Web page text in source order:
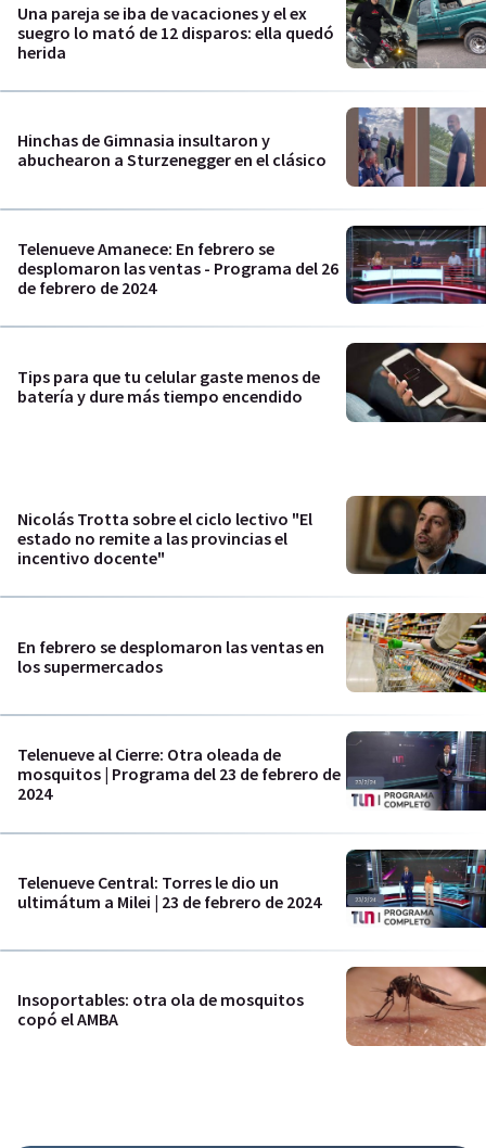
Una pareja se iba de vacaciones y el ex
suegro lo mató de 12 disparos: ella quedó
herida
Hinchas de Gimnasia insultaron y
abuchearon a Sturzenegger en el clásico
Telenueve Amanece: En febrero se
desplomaron las ventas - Programa del 26
de febrero de 2024
Tips para que tu celular gaste menos de
batería y dure más tiempo encendido
Nicolás Trotta sobre el ciclo lectivo "El
estado no remite a las provincias el
incentivo docente"
En febrero se desplomaron las ventas en
los supermercados
Telenueve al Cierre: Otra oleada de
mosquitos | Programa del 23 de febrero de
2024
Telenueve Central: Torres le dio un
ultimátum a Milei | 23 de febrero de 2024
Insoportables: otra ola de mosquitos
copó el AMBA